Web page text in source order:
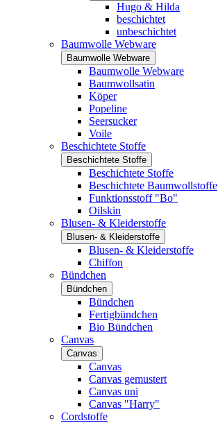
Hugo & Hilda
beschichtet
unbeschichtet
Baumwolle Webware
Baumwolle Webware
Baumwolle Webware
Baumwollsatin
Köper
Popeline
Seersucker
Voile
Beschichtete Stoffe
Beschichtete Stoffe
Beschichtete Stoffe
Beschichtete Baumwollstoffe
Funktionsstoff "Bo"
Oilskin
Blusen- & Kleiderstoffe
Blusen- & Kleiderstoffe
Blusen- & Kleiderstoffe
Chiffon
Bündchen
Bündchen
Bündchen
Fertigbündchen
Bio Bündchen
Canvas
Canvas
Canvas
Canvas gemustert
Canvas uni
Canvas "Harry"
Cordstoffe